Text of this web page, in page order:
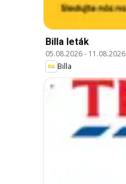
Billa leták
05.08.2026- 11.08.2026
Billa